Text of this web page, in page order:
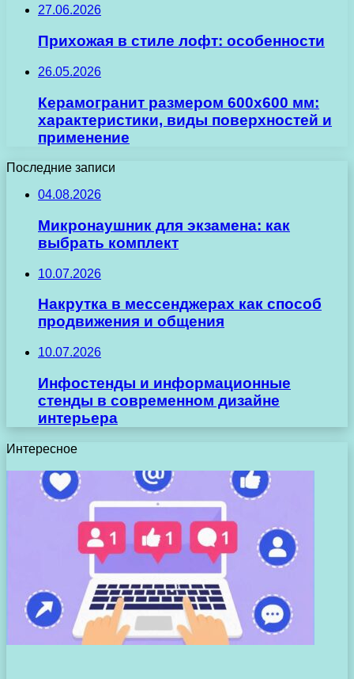
27.06.2026
Прихожая в стиле лофт: особенности
26.05.2026
Керамогранит размером 600х600 мм:
характеристики, виды поверхностей и
применение
Последние записи
04.08.2026
Микронаушник для экзамена: как
выбрать комплект
10.07.2026
Накрутка в мессенджерах как способ
продвижения и общения
10.07.2026
Инфостенды и информационные
стенды в современном дизайне
интерьера
Интересное